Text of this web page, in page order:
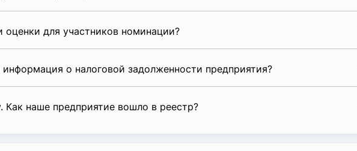
оценки для участников номинации?
информация о налоговой задолженности предприятия?
Как наше предприятие вошло в реестр?